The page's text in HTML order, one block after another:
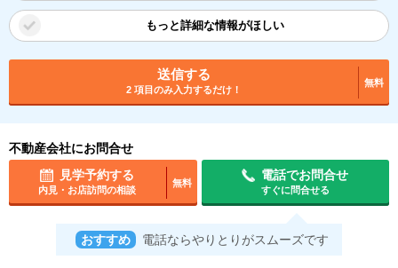
もっと詳細な情報がほしい
送信する
2 項目のみ入力するだけ！
無料
不動産会社にお問合せ
見学予約する
内見・お店訪問の相談
無料
電話でお問合せ
すぐに問合せる
おすすめ 電話ならやりとりがスムーズです